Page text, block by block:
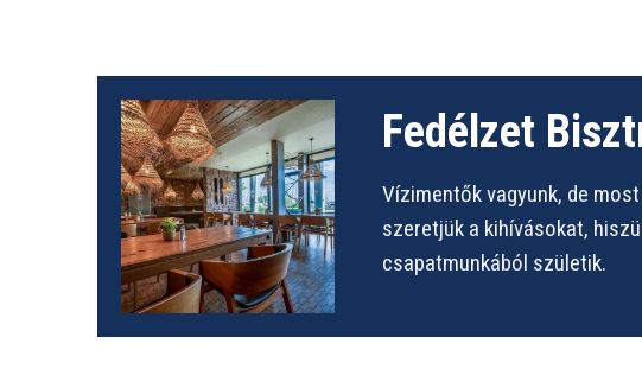
Fedélzet
Vízimentők vagyunk, de
szeretjük a kihívásokat,
csapatmunkából születik.